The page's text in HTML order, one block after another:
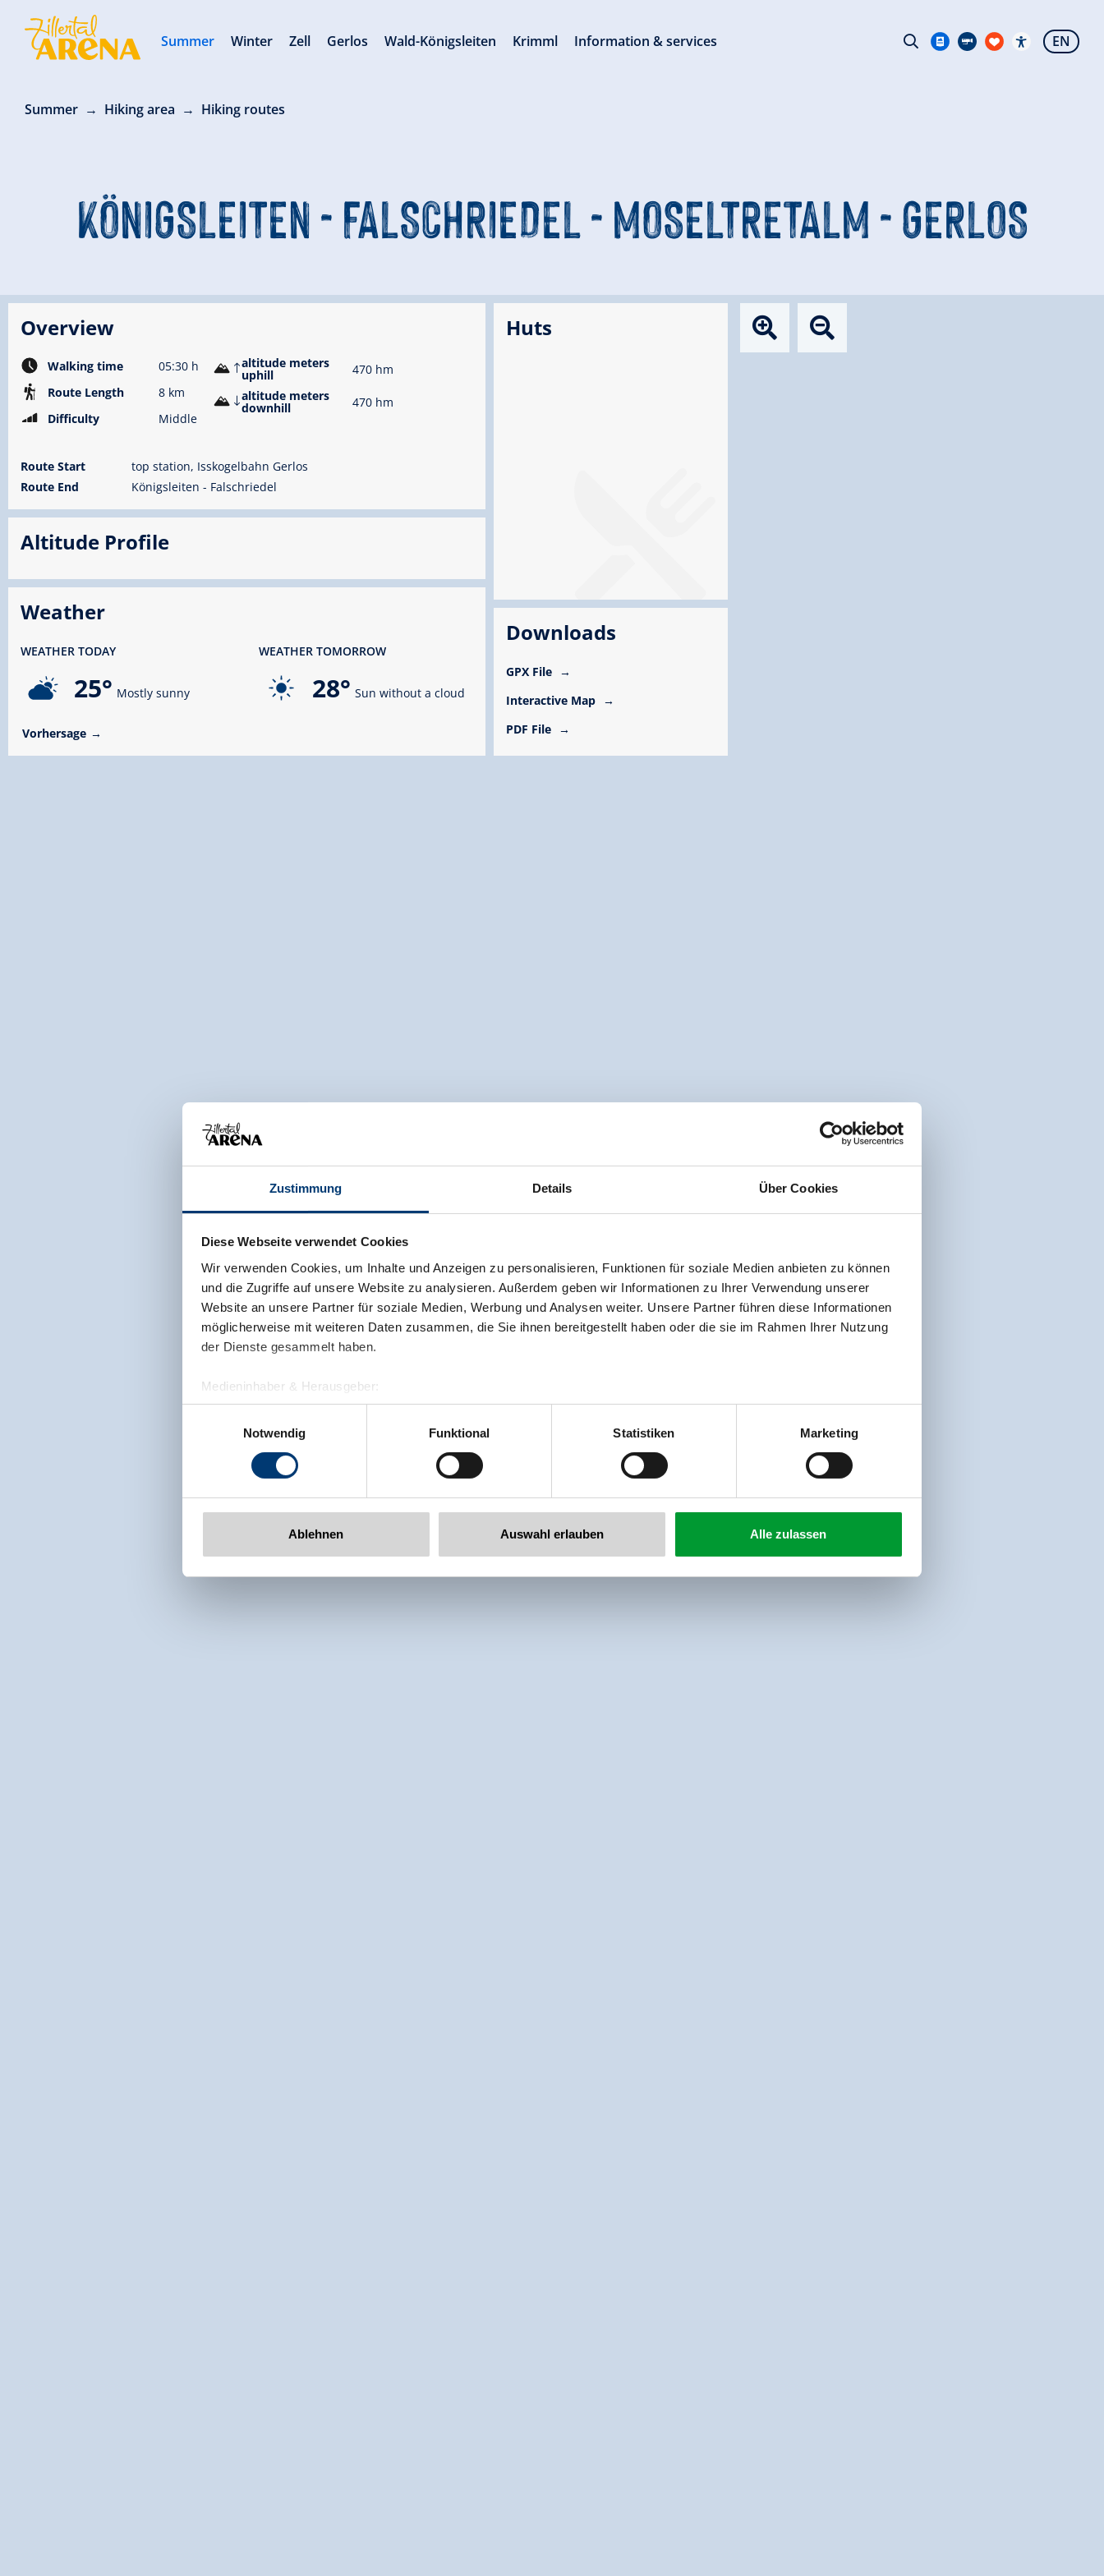
Zustimmung Details Über Cookies
Diese Webseite verwendet Cookies
Wir verwenden Cookies, um Inhalte und Anzeigen zu personalisieren, Funktionen für soziale Medien anbieten zu können
und die Zugriffe auf unsere Website zu analysieren. Außerdem geben wir Informationen zu Ihrer Verwendung unserer
Website an unsere Partner für soziale Medien, Werbung und Analysen weiter. Unsere Partner führen diese Informationen
möglicherweise mit weiteren Daten zusammen, die Sie ihnen bereitgestellt haben oder die sie im Rahmen Ihrer Nutzung
der Dienste gesammelt haben.
Medieninhaber & Herausgeber:
Zeller Bergbahnen Zillertal GmbH & Co KG
Rohr 23// A-6280 Zell am Ziller
www.zillertalarena.com
Notwendig
Funktional Statistiken Marketing
Ablehnen Auswahl erlauben Alle zulassen
Summer Hiking area Hiking routes
KÖNIGSLEITEN - FALSCHRIEDEL - MOSELTRETALM - GERLOS
Overview
Walking time
05:30 h
Route Length
8 km
Difficulty
Middle
altitude meters
uphill
470 hm
altitude meters
downhill 470 hm
Route Start
top station, Isskogelbahn Gerlos
Route End
Königsleiten - Falschriedel
Altitude Profile
Weather
WEATHER TODAY
25° Mostly sunny
WEATHER TOMORROW
28° Sun without a cloud
Vorhersage
Huts
Downloads
GPX File
Interactive Map
PDF File
Summer Winter Zell Gerlos Wald-Königsleiten Krimml Information & services EN